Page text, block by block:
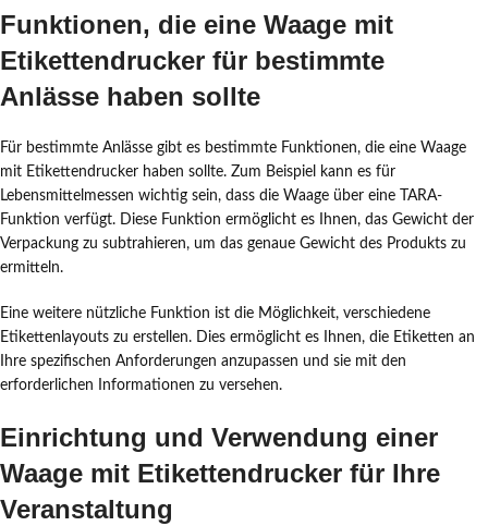
Funktionen, die eine Waage mit
Etikettendrucker für bestimmte
Anlässe haben sollte
Für bestimmte Anlässe gibt es bestimmte Funktionen, die eine Waage
mit Etikettendrucker haben sollte. Zum Beispiel kann es für
Lebensmittelmessen wichtig sein, dass die Waage über eine TARA-
Funktion verfügt. Diese Funktion ermöglicht es Ihnen, das Gewicht der
Verpackung zu subtrahieren, um das genaue Gewicht des Produkts zu
ermitteln.
Eine weitere nützliche Funktion ist die Möglichkeit, verschiedene
Etikettenlayouts zu erstellen. Dies ermöglicht es Ihnen, die Etiketten an
Ihre spezifischen Anforderungen anzupassen und sie mit den
erforderlichen Informationen zu versehen.
Einrichtung und Verwendung einer
Waage mit Etikettendrucker für Ihre
Veranstaltung